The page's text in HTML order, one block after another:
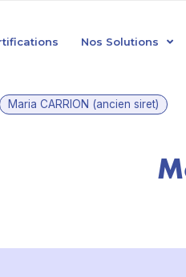
Nos Solutions
Maria CARRION (ancien siret)